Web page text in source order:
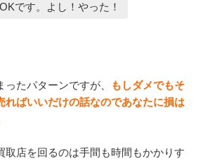
OKです。よし！やった！
ったパターンですが、
もしダメでもそ
ればいいだけの話なのであなたに損は
取店を回るのは手間も時間もかかりす